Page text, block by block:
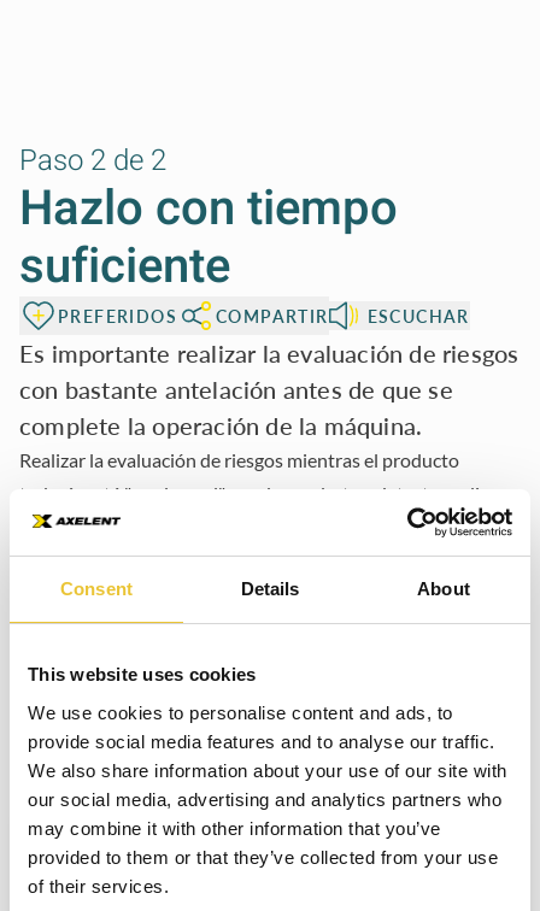
Consent Details About
This website uses cookies
We use cookies to personalise content and ads, to
provide social media features and to analyse our traffic.
We also share information about your use of our site with
our social media, advertising and analytics partners who
may combine it with other information that you’ve
provided to them or that they’ve collected from your use
of their services.
Paso 2 de 2
Hazlo con tiempo
suficiente
PREFERIDOS COMPARTIR ESCUCHAR
Es importante realizar la evaluación de riesgos
con bastante antelación antes de que se
complete la operación de la máquina.
Realizar la evaluación de riesgos mientras el producto
todavía está "en el papel" puede ayudarte a detectar peligros
en una etapa temprana. Aunque las primeras etapas de
diseño pueden ser demasiado pronto, una vez que tengas
una idea clara de cómo funcionará la máquina y qué partes
móviles son necesarias, es hora de comenzar. Cuanto más
tarde evalúes el riesgo, más difícil, más lento y menos eficaz
Comenzar pronto también te ayudará a evitar dos
consecuencias comunes de una evaluación de riesgos
errónea:
Costosos cambios tardíos en el diseño para acomodar
características de seguridad suficientes.
Retrasos en la puesta en servicio final y uso operativo.
Bienvenido al Safety Book
Este libro te ayudará a acelerar tu flujo de